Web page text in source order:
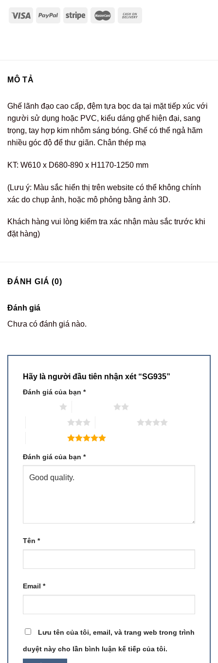
MÔ TẢ
Ghế lãnh đạo cao cấp, đệm tựa bọc da tại mặt tiếp xúc với
người sử dụng hoặc PVC, kiểu dáng ghế hiện đại, sang
trọng, tay hợp kim nhôm sáng bóng. Ghế có thể ngả hãm
nhiều góc độ để thư giãn. Chân thép mạ
KT: W610 x D680-890 x H1170-1250 mm
(Lưu ý: Màu sắc hiển thị trên website có thể không chính
xác do chụp ảnh, hoặc mô phỏng bằng ảnh 3D.
Khách hàng vui lòng kiểm tra xác nhận màu sắc trước khi
đặt hàng)
ĐÁNH GIÁ (0)
Đánh giá
Chưa có đánh giá nào.
Hãy là người đầu tiên nhận xét “SG935”
Đánh giá của bạn *
Đánh giá của bạn *
Tên *
Email *
Lưu tên của tôi, email, và trang web trong trình
duyệt này cho lần bình luận kế tiếp của tôi.